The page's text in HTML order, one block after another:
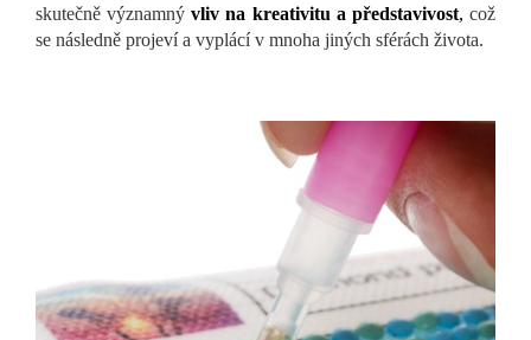
skutečně významnývliv na kreativitu a představivost, což
se následně projeví a vyplácí v mnoha jiných sférách života.